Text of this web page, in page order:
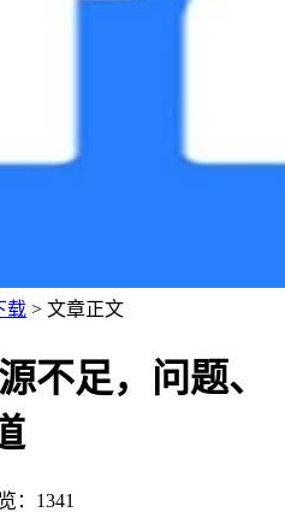
载 > 文章正文
不足，问题、
：1341